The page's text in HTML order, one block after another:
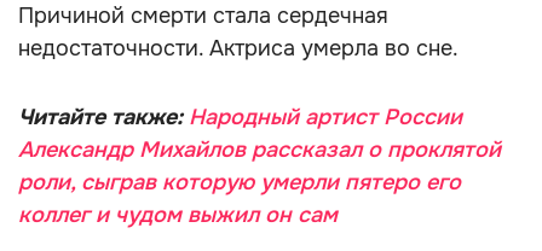
Причиной смерти стала сердечная
недостаточности. Актриса умерла во сне.
Читайте также: Народный артист России
Александр Михайлов рассказал о проклятой
роли, сыграв которую умерли пятеро его
коллег и чудом выжил он сам